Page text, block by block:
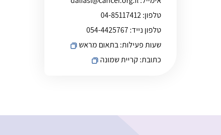
טלפון:04-85117412
טלפון נייד:054-4425767
שעות פעילות:בתאום מראש
כתובת: קריית שמונה